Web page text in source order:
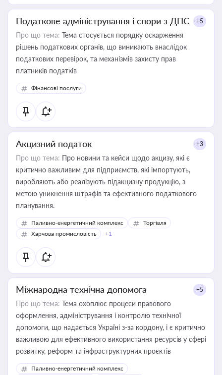
Податкове адміністрування і спори з ДПС +5
Про що тема: Тема стосується порядку оскарження
рішень податкових органів, що виникають внаслідок
податкових перевірок, та механізмів захисту прав
платників податків
Фінансові послуги
Акцизний податок +3
Про що тема: Про новини та кейси щодо акцизу, які є
критично важливим для підприємств, які імпортують,
виробляють або реалізують підакцизну продукцію, з
метою уникнення штрафів та ефективного податкового
планування.
Паливно-енергетичний комплекс
Торгівля
Харчова промисловість
+1
Міжнародна технічна допомога +5
Про що тема: Тема охоплює процеси правового
оформлення, адміністрування і контролю технічної
допомоги, що надається Україні з-за кордону, і є критично
важливою для ефективного використання ресурсів у сфері
розвитку, реформ та інфраструктурних проєктів
Паливно-енергетичний комплекс